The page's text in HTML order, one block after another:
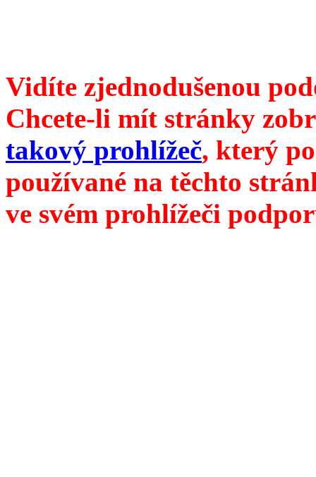
Vidíte zjednodušenou
Chcete-li mít stránky
takový prohlížeč, který
používané na těchto
ve svém prohlížeči